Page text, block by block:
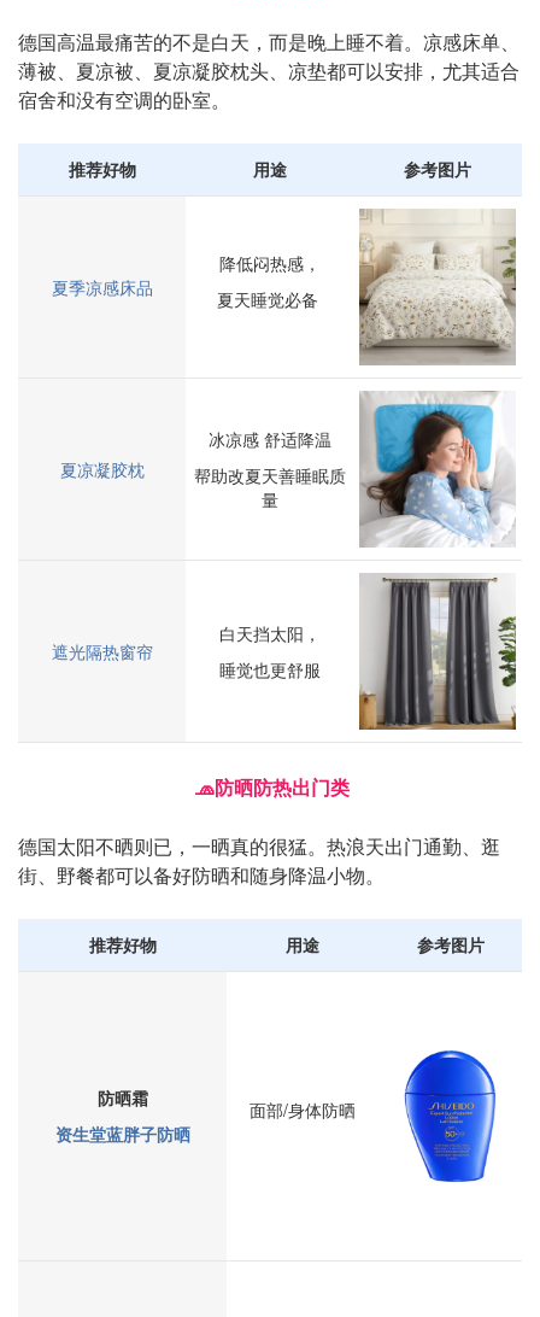
德国高温最痛苦的不是白天，而是晚上睡不着。凉感床单、
薄被、夏凉被、夏凉凝胶枕头、凉垫都可以安排，尤其适合
宿舍和没有空调的卧室。
推荐好物 用途 参考图片
夏季凉感床品
降低闷热感，
夏天睡觉必备
夏凉凝胶枕
冰凉感 舒适降温
帮助改夏天善睡眠质
量
遮光隔热窗帘
白天挡太阳，
睡觉也更舒服
🧢防晒防热出门类
德国太阳不晒则已，一晒真的很猛。热浪天出门通勤、逛
街、野餐都可以备好防晒和随身降温小物。
推荐好物 用途 参考图片
防晒霜
资生堂蓝胖子防晒
面部/身体防晒